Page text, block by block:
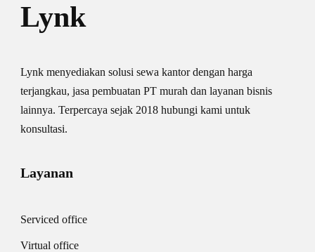
Lynk
Lynk menyediakan solusi sewa kantor dengan harga
terjangkau, jasa pembuatan PT murah dan layanan bisnis
lainnya. Terpercaya sejak 2018 hubungi kami untuk
konsultasi.
Layanan
Serviced office
Virtual office